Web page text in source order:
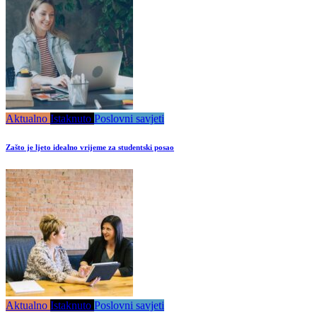
Aktualno Istaknuto Poslovni savjeti
Zašto je ljeto idealno vrijeme za studentski posao
Aktualno Istaknuto Poslovni savjeti